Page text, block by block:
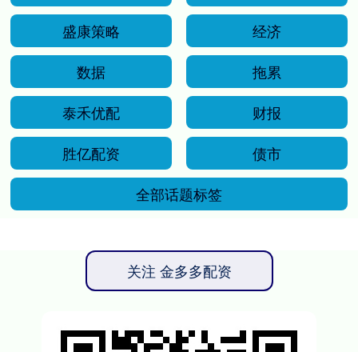
盛康策略
经济
数据
拖累
泰禾优配
财报
胜亿配资
债市
全部话题标签
关注 金多多配资